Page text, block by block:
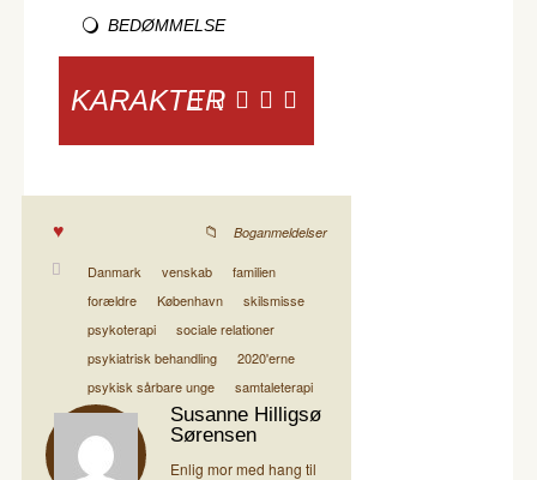
BEDØMMELSE
KARAKTER
Boganmeldelser
Danmark venskab
familien
forældre
København
skilsmisse
psykoterapi
sociale relationer
psykiatrisk behandling
2020'erne
psykisk sårbare unge
samtaleterapi
Susanne Hilligsø
Sørensen
Enlig mor med hang til